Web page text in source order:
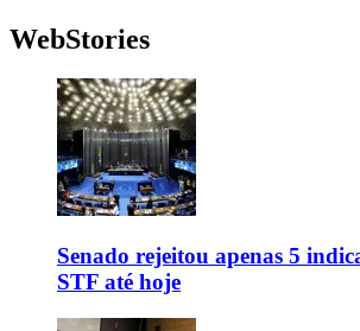
WebStories
Senado rejeitou apenas 5
STF até hoje